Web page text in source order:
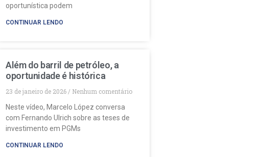
oportunística podem
CONTINUAR LENDO
Além do barril de petróleo, a
oportunidade é histórica
23 de janeiro de 2026
Nenhum comentário
Neste vídeo, Marcelo López conversa
com Fernando Ulrich sobre as teses de
investimento em PGMs
CONTINUAR LENDO